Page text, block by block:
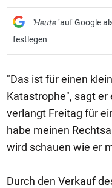
"Heute"auf Google
festlegen
"Das ist für einen
Katastrophe", sagt
verlangt Freitag für
habe meinen
wird schauen wie er
Durch den Verkauf